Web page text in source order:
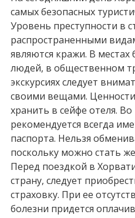
самых безопасных
Уровень преступности в
распространенными
являются кражи. В местах
людей, в общественном
экскурсиях следует
своими вещами.
хранить в сейфе отеля.
рекомендуется всегда
паспорта. Нельзя
поскольку можно стать
Перед поездкой в
страну, следует
страховку. При ее
болезни придется